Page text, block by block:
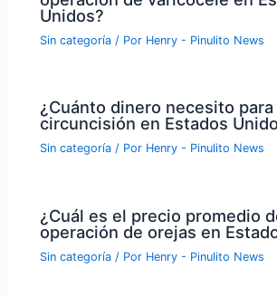
Unidos?
Sin categoría / Por Henry - Pinulito News
¿Cuánto dinero necesito para
circuncisión en Estados
Sin categoría / Por Henry - Pinulito News
¿Cuál es el precio promedio
operación de orejas en
Sin categoría / Por Henry - Pinulito News